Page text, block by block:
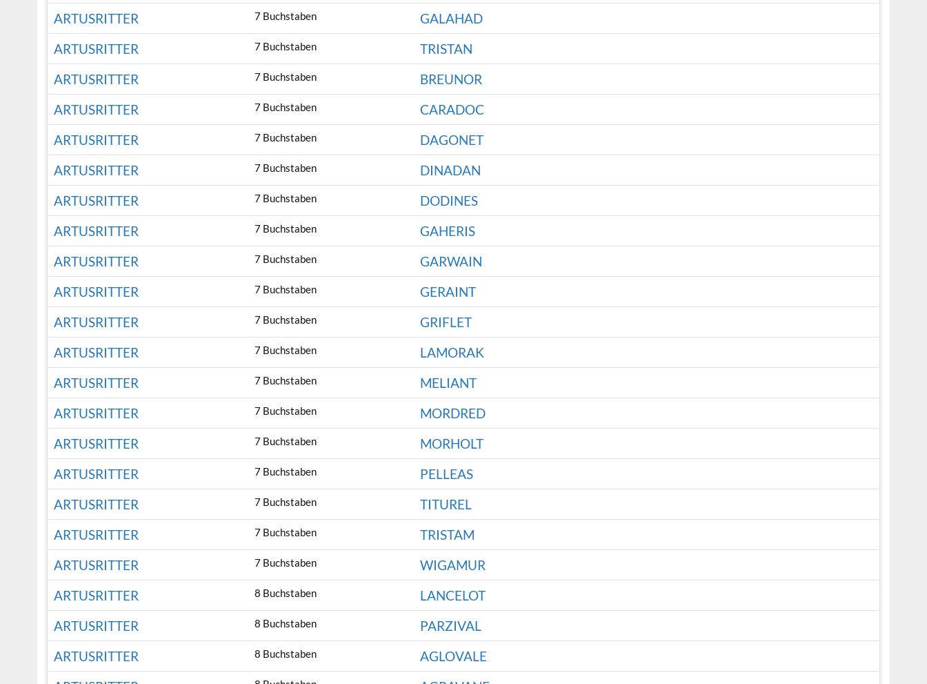
ARTUSRITTER
7 Buchstaben
GALAHAD
ARTUSRITTER
7 Buchstaben
TRISTAN
ARTUSRITTER
7 Buchstaben
BREUNOR
ARTUSRITTER
7 Buchstaben
CARADOC
ARTUSRITTER
7 Buchstaben
DAGONET
ARTUSRITTER
7 Buchstaben
DINADAN
ARTUSRITTER
7 Buchstaben
DODINES
ARTUSRITTER
7 Buchstaben
GAHERIS
ARTUSRITTER
7 Buchstaben
GARWAIN
ARTUSRITTER
7 Buchstaben
GERAINT
ARTUSRITTER
7 Buchstaben
GRIFLET
ARTUSRITTER
7 Buchstaben
LAMORAK
ARTUSRITTER
7 Buchstaben
MELIANT
ARTUSRITTER
7 Buchstaben
MORDRED
ARTUSRITTER
7 Buchstaben
MORHOLT
ARTUSRITTER
7 Buchstaben
PELLEAS
ARTUSRITTER
7 Buchstaben
TITUREL
ARTUSRITTER
7 Buchstaben
TRISTAM
ARTUSRITTER
7 Buchstaben
WIGAMUR
ARTUSRITTER
8 Buchstaben
LANCELOT
ARTUSRITTER
8 Buchstaben
PARZIVAL
ARTUSRITTER
8 Buchstaben
AGLOVALE